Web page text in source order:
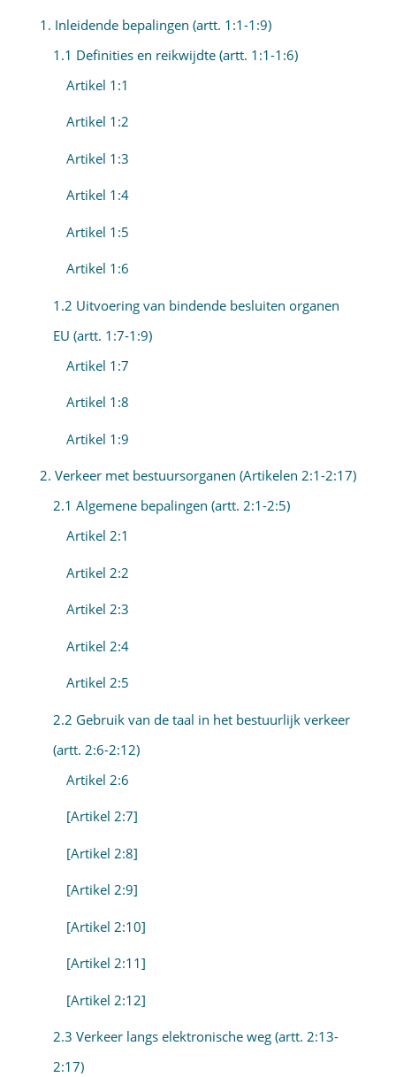
1. Inleidende bepalingen (artt. 1:1-1:9)
1.1 Definities en reikwijdte (artt. 1:1-1:6)
Artikel 1:1
Artikel 1:2
Artikel 1:3
Artikel 1:4
Artikel 1:5
Artikel 1:6
1.2 Uitvoering van bindende besluiten organen
EU (artt. 1:7-1:9)
Artikel 1:7
Artikel 1:8
Artikel 1:9
2. Verkeer met bestuursorganen (Artikelen 2:1-2:17)
2.1 Algemene bepalingen (artt. 2:1-2:5)
Artikel 2:1
Artikel 2:2
Artikel 2:3
Artikel 2:4
Artikel 2:5
2.2 Gebruik van de taal in het bestuurlijk verkeer
(artt. 2:6-2:12)
Artikel 2:6
[Artikel 2:7]
[Artikel 2:8]
[Artikel 2:9]
[Artikel 2:10]
[Artikel 2:11]
[Artikel 2:12]
2.3 Verkeer langs elektronische weg (artt. 2:13-
2:17)